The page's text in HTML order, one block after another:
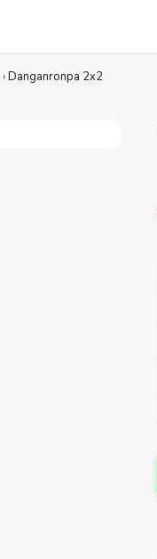
›Danganronpa 2x2